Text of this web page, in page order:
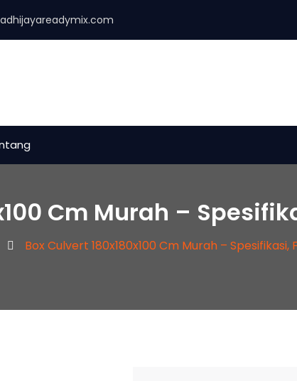
Cm Murah –
Box Culvert 180x180x100 Cm Murah – Spesifikasi,